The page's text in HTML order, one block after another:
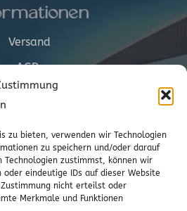
zu bieten, verwenden wir Technologien
zu speichern und/oder darauf
Technologien zustimmst, können wir
eindeutige IDs auf dieser Website
nicht erteilst oder
Merkmale und Funktionen
Versand
AGBs
Richtlinie (EU)
widerrufen
20